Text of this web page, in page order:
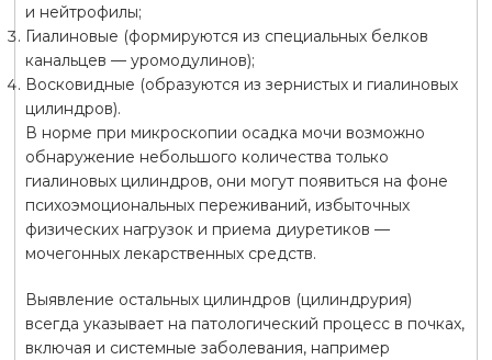
и нейтрофилы;
Гиалиновые (формируются из специальных белков
канальцев — уромодулинов);
Восковидные (образуются из зернистых и гиалиновых
цилиндров).
В норме при микроскопии осадка мочи возможно
обнаружение небольшого количества только
гиалиновых цилиндров, они могут появиться на фоне
психоэмоциональных переживаний, избыточных
физических нагрузок и приема диуретиков —
мочегонных лекарственных средств.
Выявление остальных цилиндров (цилиндрурия)
всегда указывает на патологический процесс в почках,
включая и системные заболевания, например